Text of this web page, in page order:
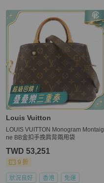
Louis Vuitton
LOUIS VUITTON Monogram Montaig
ne BB金扣手挽肩背兩用袋
TWD 53,251
9 折
狀況良好 香港 免運